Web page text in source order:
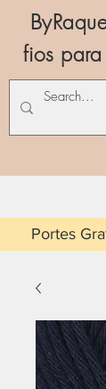
fios
a